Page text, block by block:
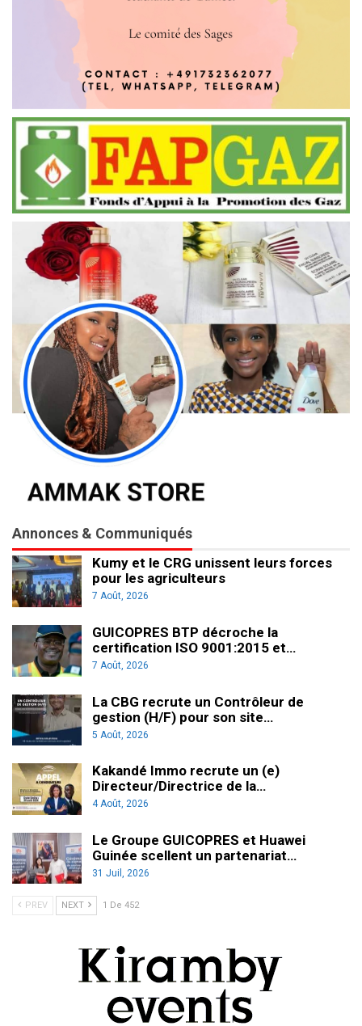
Annonces & Communiqués
Kumy et le CRG unissent leurs forces
pour les agriculteurs
7 Août, 2026
GUICOPRES BTP décroche la
certification ISO 9001:2015 et…
7 Août, 2026
La CBG recrute un Contrôleur de
gestion (H/F) pour son site…
5 Août, 2026
Kakandé Immo recrute un (e)
Directeur/Directrice de la…
4 Août, 2026
Le Groupe GUICOPRES et Huawei
Guinée scellent un partenariat…
31 Juil, 2026
PREV NEXT 1 De 452